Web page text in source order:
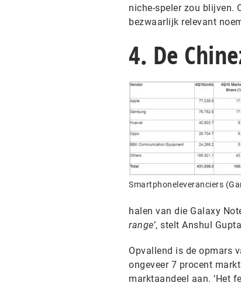
niche-speler zou blijven.
bezwaarlijk relevant
4. De
Smartphoneleveranciers
halen van die Galaxy
range’, stelt Anshul
Opvallend is de opmars
ongeveer 7 procent
marktaandeel aan. ‘Het